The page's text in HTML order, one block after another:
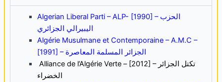
Algerian Liberal Parti – ALP- [1990] – الحزب
اليبيرالي الجزائري
Algérie Musulmane et Contemporaine – A.M.C –
[1991] – الجزائر المسلمة المعاصرة
Alliance de l’Algérie Verte – [2012] – تكتل الجزائر
الخضراء